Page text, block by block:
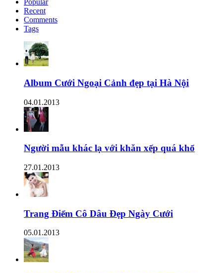
Popular
Recent
Comments
Tags
Album Cưới Ngoại Cảnh đẹp tại Hà Nội
04.01.2013
Người mẫu khác lạ với khăn xếp quá khổ
27.01.2013
Trang Điểm Cô Dâu Đẹp Ngày Cưới
05.01.2013